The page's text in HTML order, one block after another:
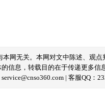
本网无关。本网对文中陈述、观
信息，转载目的在于传递更多
| 客服QQ：